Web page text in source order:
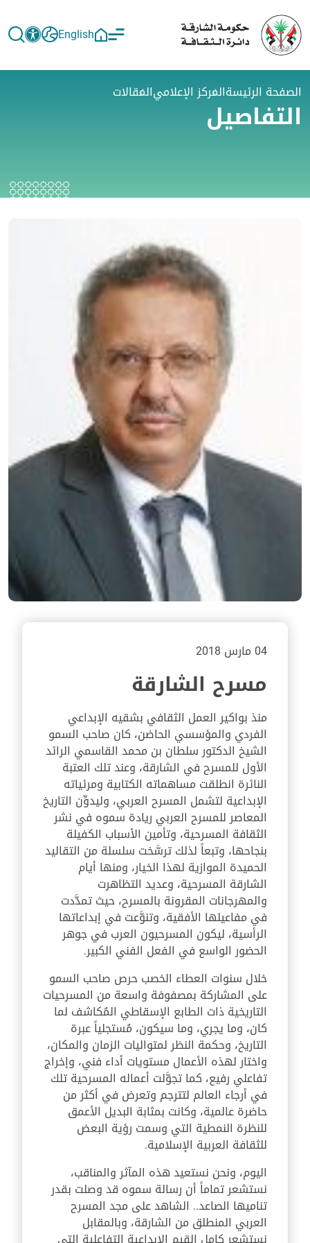
English
الصفحة الرئيسةالمركز الإعلاميالمقالات
التفاصيل
04 مارس 2018
مسرح الشارقة
منذ بواكير العمل الثقافي بشقيه الإبداعي
الفردي والمؤسسي الحاضن، كان صاحب السمو
الشيخ الدكتور سلطان بن محمد القاسمي الرائد
الأول للمسرح في الشارقة، وعند تلك العتبة
النائرة انطلقت مساهماته الكتابية ومرئياته
الإبداعية لتشمل المسرح العربي، وليدوِّن التاريخ
المعاصر للمسرح العربي ريادة سموه في نشر
الثقافة المسرحية، وتأمين الأسباب الكفيلة
بنجاحها، وتبعاً لذلك ترسَّخت سلسلة من التقاليد
الحميدة الموازية لهذا الخيار، ومنها أيام
الشارقة المسرحية، وعديد التظاهرت
والمهرجانات المقرونة بالمسرح، حيث تمدَّدت
في مفاعيلها الأفقية، وتنوَّعت في إبداعاتها
الرأسية، ليكون المسرحيون العرب في جوهر
الحضور الواسع في الفعل الفني الكبير.
خلال سنوات العطاء الخصب حرص صاحب السمو
على المشاركة بمصفوفة واسعة من المسرحيات
التاريخية ذات الطابع الإسقاطي المُكاشف لما
كان، وما يجري، وما سيكون، مُستجلياً عبرة
التاريخ، وحكمة النظر لمتواليات الزمان والمكان،
واختار لهذه الأعمال مستويات أداء فني، وإخراج
تفاعلي رفيع، كما تجوَّلت أعماله المسرحية تلك
في أرجاء العالم لتترجم وتعرض في أكثر من
حاضرة عالمية، وكانت بمثابة البديل الأعمق
للنظرة النمطية التي وسمت رؤية البعض
للثقافة العربية الإسلامية.
اليوم، ونحن نستعيد هذه المآثر والمناقب،
نستشعر تماماً أن رسالة سموه قد وصلت بقدر
تناميها الصاعد.. الشاهد على مجد المسرح
العربي المنطلق من الشارقة، وبالمقابل